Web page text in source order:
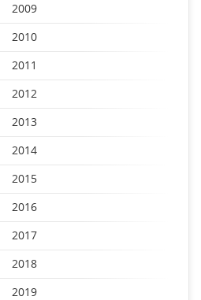
2009
2010
2011
2012
2013
2014
2015
2016
2017
2018
2019